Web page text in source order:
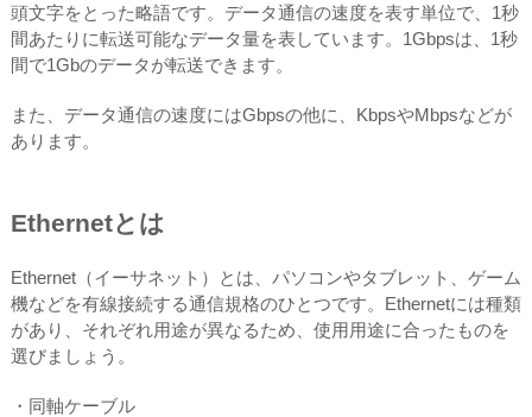
頭文字をとった略語です。データ通信の速度を表す単位で、1秒
間あたりに転送可能なデータ量を表しています。1Gbpsは、1秒
間で1Gbのデータが転送できます。
また、データ通信の速度にはGbpsの他に、KbpsやMbpsなどが
あります。
Ethernetとは
Ethernet（イーサネット）とは、パソコンやタブレット、ゲーム
機などを有線接続する通信規格のひとつです。Ethernetには種類
があり、それぞれ用途が異なるため、使用用途に合ったものを
選びましょう。
・同軸ケーブル